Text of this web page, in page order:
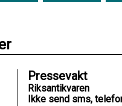
Pressevakt
Riksantikvaren
Ikke send sms,